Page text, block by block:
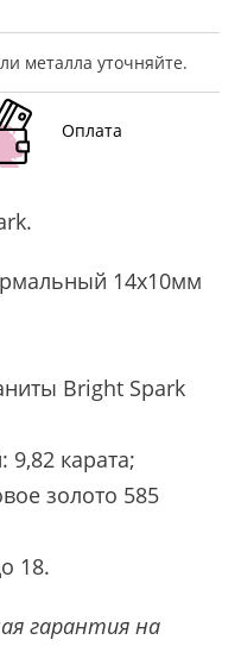
металла уточняйте.
Оплата
.
14х10мм
Bright Spark
карата;
золото 585
18.
гарантия на